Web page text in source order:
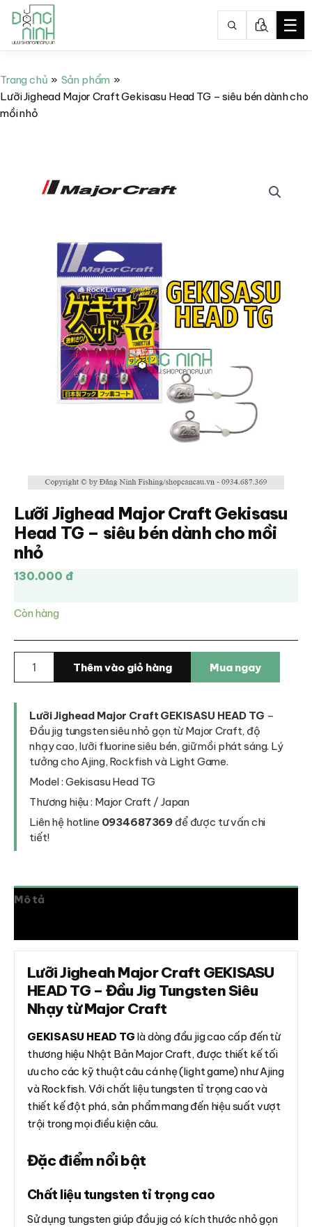
tới
nội
dung
☰
Trang chủ
Sản phẩm
Lưỡi Jighead Major Craft Gekisasu Head TG – siêu bén dành cho
mồi nhỏ
Lưỡi Jighead Major Craft Gekisasu
Head TG – siêu bén dành cho mồi
nhỏ
130.000 đ
Còn hàng
Jighead
Major
Craft
Gekisasu
Head
siêu
bén
dành
mồi
nhỏ
số
Thêm vào giỏ hàng Mua ngay
Lưỡi Jighead Major Craft GEKISASU HEAD TG –
Đầu jig tungsten siêu nhỏ gọn từ Major Craft, độ
nhạy cao, lưỡi fluorine siêu bén, giữ mồi phát sáng. Lý
tưởng cho Ajing, Rockfish và Light Game.
Model : Gekisasu Head TG
Thương hiệu : Major Craft / Japan
Liên hệ hotline 0934687369 để được tư vấn chi
tiết!
Mô tả
Lưỡi Jigheah Major Craft GEKISASU
HEAD TG – Đầu Jig Tungsten Siêu
Nhạy từ Major Craft
GEKISASU HEAD TG là dòng đầu jig cao cấp đến từ
thương hiệu Nhật Bản Major Craft, được thiết kế tối
ưu cho các kỹ thuật câu cá nhẹ (light game) như Ajing
và Rockfish. Với chất liệu tungsten tỉ trọng cao và
thiết kế đột phá, sản phẩm mang đến hiệu suất vượt
trội trong mọi điều kiện câu.
Đặc điểm nổi bật
Chất liệu tungsten tỉ trọng cao
Sử dụng tungsten giúp đầu jig có kích thước nhỏ gọn